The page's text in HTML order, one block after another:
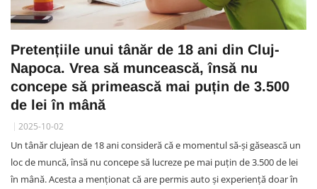
Pretențiile unui tânăr de 18 ani din Cluj-
Napoca. Vrea să muncească, însă nu
concepe să primească mai puțin de 3.500
de lei în mână
2025-10-02
Un tânăr clujean de 18 ani consideră că e momentul să-și găsească un
loc de muncă, însă nu concepe să lucreze pe mai puțin de 3.500 de lei
în mână. Acesta a menționat că are permis auto și experiență doar în